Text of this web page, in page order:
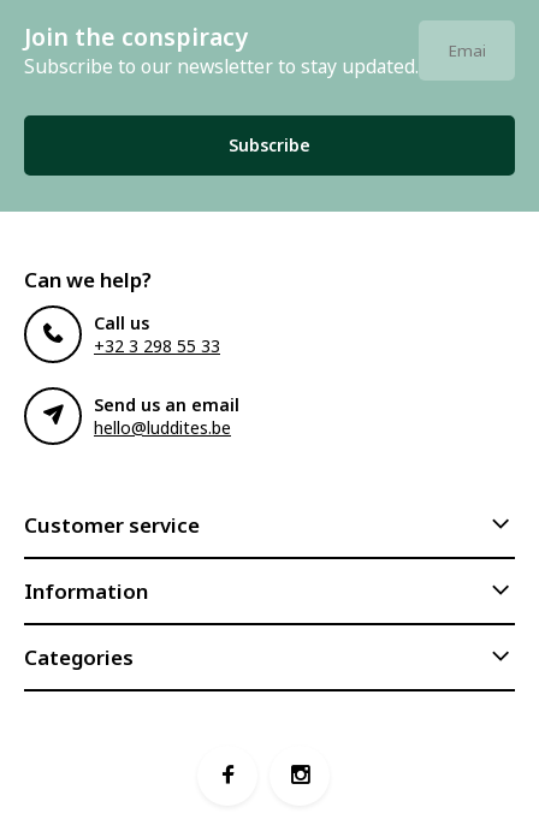
Join the conspiracy
Subscribe to our newsletter to stay updated.
Subscribe
Can we help?
Call us
+32 3 298 55 33
Send us an email
hello@luddites.be
Customer service
Information
Categories